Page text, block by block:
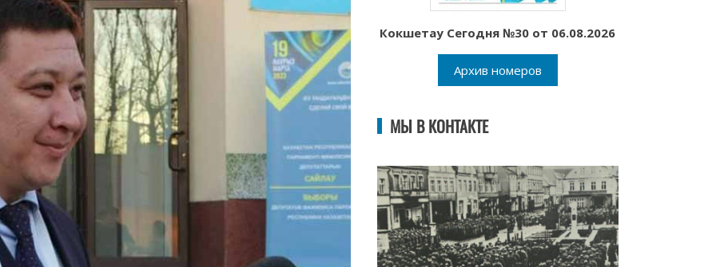
Кокшетау Сегодня №30 от 06.08.2026
Архив номеров
МЫ В КОНТАКТЕ